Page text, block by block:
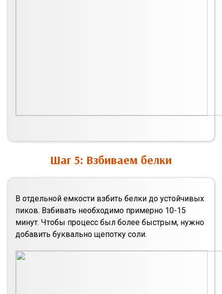
Шаг 5: Взбиваем белки
В отдельной емкости взбить белки до устойчивых
пиков. Взбивать необходимо примерно 10-15
минут. Чтобы процесс был более быстрым, нужно
добавить буквально щепотку соли.